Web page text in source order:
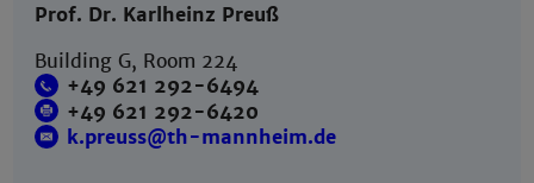
Prof. Dr. Karlheinz Preuß
Building G, Room 224
+49 621 292-6494
+49 621 292-6420
k.preuss@th-mannheim.de